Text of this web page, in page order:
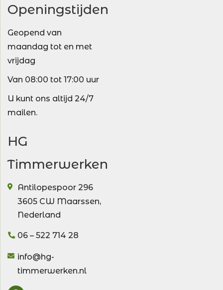
Openingstijden
Geopend van
maandag tot en met
vrijdag
Van 08:00 tot 17:00 uur
U kunt ons altijd 24/7
mailen.
HG
Timmerwerken
Antilopespoor 296
3605 CW Maarssen,
Nederland
06 – 522 714 28
info@hg-
timmerwerken.nl